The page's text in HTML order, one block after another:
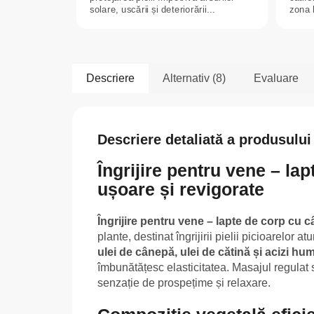
solare, uscării și deteriorării...
zona
Descriere Alternativ (8) Evaluare
Descriere detaliată a produsului
Îngrijire pentru vene –
ușoare și revigorate
Îngrijire pentru vene – lapte de corp cu
plante, destinat îngrijirii pielii picioarelor
ulei de cânepă, ulei de cătină și acizi
îmbunătățesc elasticitatea. Masajul
senzație de prospețime și relaxare.